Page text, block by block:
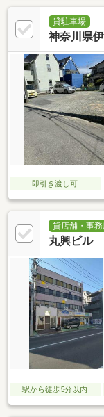
貸駐車場
神奈川県
即引き渡し可
貸店舗・事
丸興ビル
駅から徒歩5分以内